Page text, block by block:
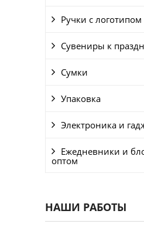
Ручки с логотипом
Сувениры к
Сумки
Упаковка
Электроника и
Ежедневники и
оптом
НАШИ РАБОТЫ